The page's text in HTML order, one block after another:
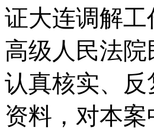
证大连调解
高级人民法
认真核实、
资料，对本